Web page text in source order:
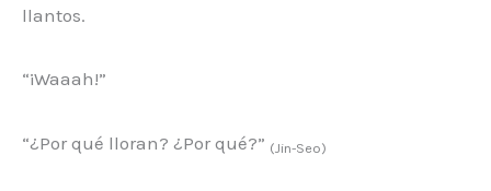
llantos.
“¡Waaah!”
“¿Por qué lloran? ¿Por qué?” (Jin-Seo)